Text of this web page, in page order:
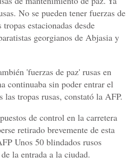
No se pueden tener fuerzas de
estacionadas desde
georgianos de Abjasia y
'fuerzas de paz' rusas en
continuaba sin poder entrar el
tropas rusas, constató la AFP.
de control en la carretera
retirado brevemente de esta
Unos 50 blindados rusos
la entrada a la ciudad.